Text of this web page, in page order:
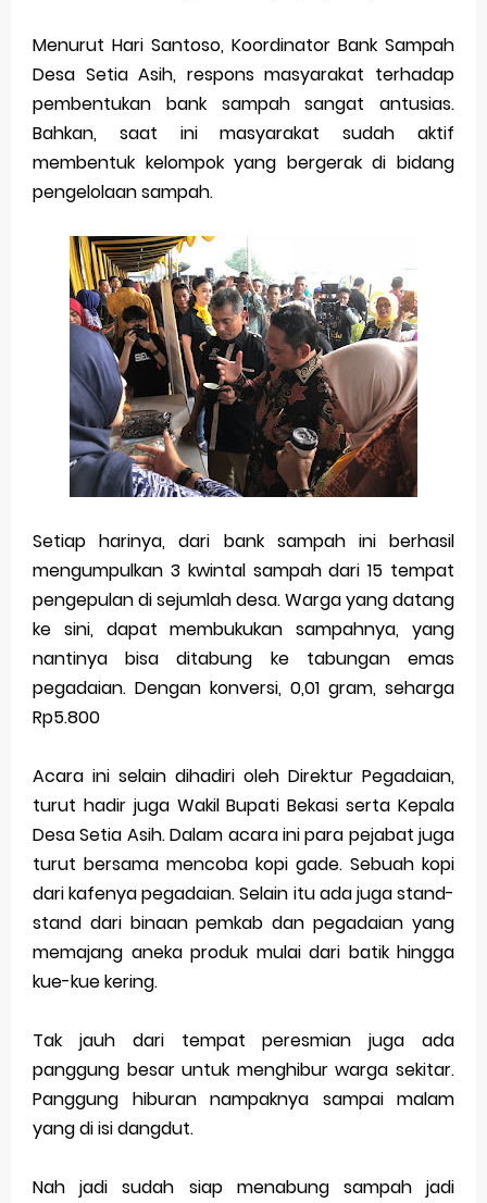
Menurut Hari Santoso, Koordinator Bank Sampah
Desa Setia Asih, respons masyarakat terhadap
pembentukan bank sampah sangat antusias.
Bahkan, saat ini masyarakat sudah aktif
membentuk kelompok yang bergerak di bidang
pengelolaan sampah.
Setiap harinya, dari bank sampah ini berhasil
mengumpulkan 3 kwintal sampah dari 15 tempat
pengepulan di sejumlah desa. Warga yang datang
ke sini, dapat membukukan sampahnya, yang
nantinya bisa ditabung ke tabungan emas
pegadaian. Dengan konversi, 0,01 gram, seharga
Rp5.800
Acara ini selain dihadiri oleh Direktur Pegadaian,
turut hadir juga Wakil Bupati Bekasi serta Kepala
Desa Setia Asih. Dalam acara ini para pejabat juga
turut bersama mencoba kopi gade. Sebuah kopi
dari kafenya pegadaian. Selain itu ada juga stand-
stand dari binaan pemkab dan pegadaian yang
memajang aneka produk mulai dari batik hingga
kue-kue kering.
Tak jauh dari tempat peresmian juga ada
panggung besar untuk menghibur warga sekitar.
Panggung hiburan nampaknya sampai malam
yang di isi dangdut.
Nah jadi sudah siap menabung sampah jadi